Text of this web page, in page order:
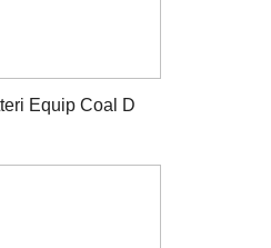
Equip Coal D